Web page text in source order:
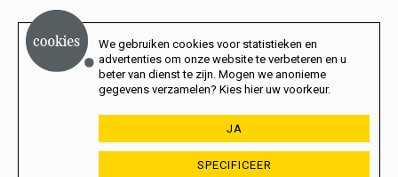
We gebruiken cookies voor statistieken en
advertenties om onze website te verbeteren en u
beter van dienst te zijn. Mogen we anonieme
gegevens verzamelen? Kies hier uw voorkeur.
JA
SPECIFICEER